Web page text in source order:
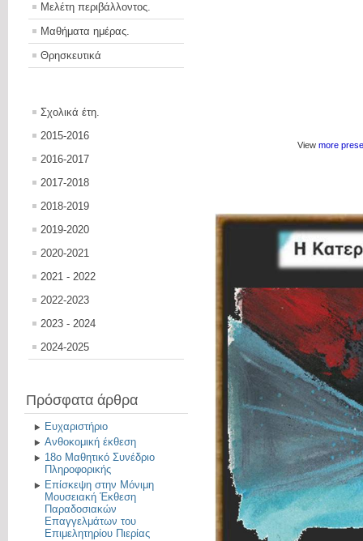
Μελέτη περιβάλλοντος.
Μαθήματα ημέρας.
Θρησκευτικά
Σχολικά έτη.
2015-2016
2016-2017
2017-2018
2018-2019
2019-2020
2020-2021
2021 - 2022
2022-2023
2023 - 2024
2024-2025
Πρόσφατα άρθρα
Ευχαριστήριο
Ανθοκομική έκθεση
18ο Μαθητικό Συνέδριο
Πληροφορικής
Επίσκεψη στην Μόνιμη
Μουσειακή Έκθεση
Παραδοσιακών
Επαγγελμάτων του
Επιμελητηρίου Πιερίας
View more